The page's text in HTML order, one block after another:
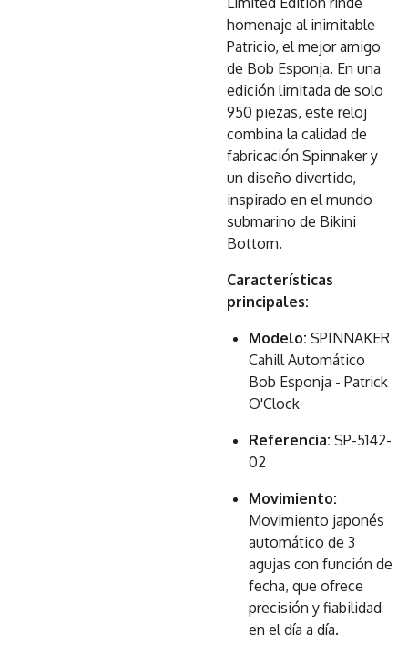
homenaje al inimitable
Patricio, el mejor amigo
de Bob Esponja. En una
edición limitada de solo
950 piezas, este reloj
combina la calidad de
fabricación Spinnaker y
un diseño divertido,
inspirado en el mundo
submarino de Bikini
Bottom.
Características
principales:
Modelo: SPINNAKER
Cahill Automático
Bob Esponja - Patrick
O'Clock
Referencia: SP-5142-
02
Movimiento:
Movimiento japonés
automático de 3
agujas con función de
fecha, que ofrece
precisión y fiabilidad
en el día a día.